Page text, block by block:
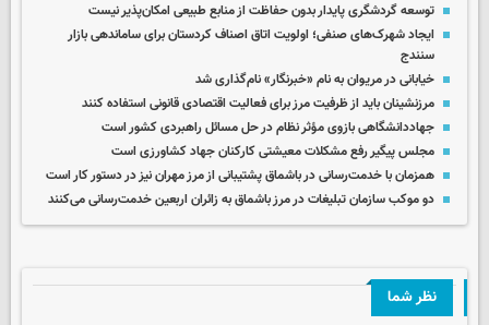
توسعه گردشگری پایدار بدون حفاظت از منابع طبیعی امکان‌پذیر نیست
ایجاد شهرک‌های صنفی؛ اولویت اتاق اصناف کردستان برای ساماندهی بازار
سنندج
خیابانی در مریوان به نام «خبرنگار» نام‌گذاری شد
مرزنشینان باید از ظرفیت مرز برای فعالیت اقتصادی قانونی استفاده کنند
جهاددانشگاهی بازوی مؤثر نظام در حل مسائل راهبردی کشور است
مجلس پیگیر رفع مشکلات معیشتی کارکنان جهاد کشاورزی است
همزمان با خدمت‌رسانی در باشماق پشتیبانی از مرز مهران ‌نیز در دستور کار است
دو موکب سازمان تبلیغات در مرز باشماق به زائران اربعین خدمت‌رسانی می‌کنند
نظر شما